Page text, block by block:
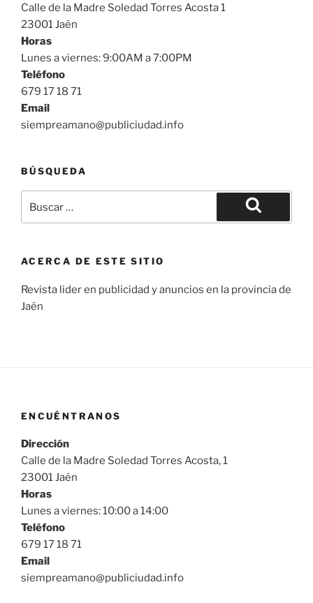
Calle de la Madre Soledad Torres Acosta 1
23001 Jaén
Horas
Lunes a viernes: 9:00AM a 7:00PM
Teléfono
679 17 18 71
Email
siempreamano@publiciudad.info
BÚSQUEDA
por:
Buscar
ACERCA DE ESTE SITIO
Revista lider en publicidad y anuncios en la provincia de
Jaén
ENCUÉNTRANOS
Dirección
Calle de la Madre Soledad Torres Acosta, 1
23001 Jaén
Horas
Lunes a viernes: 10:00 a 14:00
Teléfono
679 17 18 71
Email
siempreamano@publiciudad.info